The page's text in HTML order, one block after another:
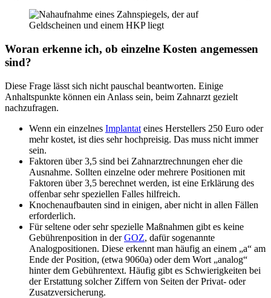
Woran erkenne ich, ob einzelne Kosten angemessen
sind?
Diese Frage lässt sich nicht pauschal beantworten. Einige
Anhaltspunkte können ein Anlass sein, beim Zahnarzt gezielt
nachzufragen.
Wenn ein einzelnes Implantat eines Herstellers 250 Euro oder
mehr kostet, ist dies sehr hochpreisig. Das muss nicht immer
sein.
Faktoren über 3,5 sind bei Zahnarztrechnungen eher die
Ausnahme. Sollten einzelne oder mehrere Positionen mit
Faktoren über 3,5 berechnet werden, ist eine Erklärung des
offenbar sehr speziellen Falles hilfreich.
Knochenaufbauten sind in einigen, aber nicht in allen Fällen
erforderlich.
Für seltene oder sehr spezielle Maßnahmen gibt es keine
Gebührenposition in derGOZ, dafür sogenannte
Analogpositionen. Diese erkennt man häufig an einem „a“ am
Ende der Position, (etwa 9060a) oder dem Wort „analog“
hinter dem Gebührentext. Häufig gibt es Schwierigkeiten bei
der Erstattung solcher Ziffern von Seiten der Privat- oder
Zusatzversicherung.